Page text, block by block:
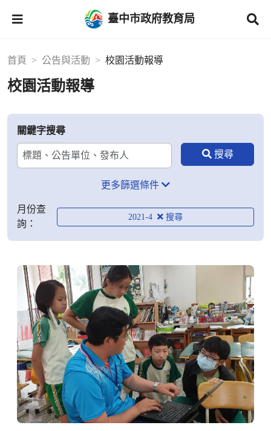
臺中市政府教育局
首頁 公告與活動 校園活動報導
校園活動報導
關鍵字搜尋
更多篩選條件
月份查
詢：
2021-4